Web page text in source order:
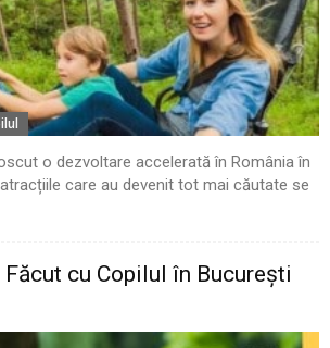
o dezvoltare accelerată în România în
care au devenit tot mai căutate se
cu Copilul în București